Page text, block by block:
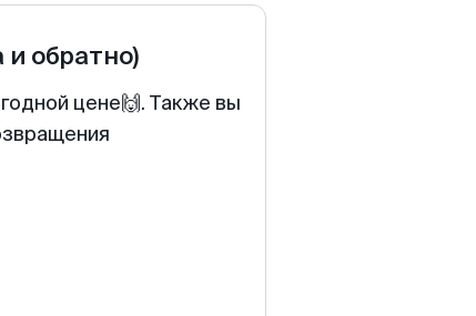
и обратно)
цене🙌. Также вы